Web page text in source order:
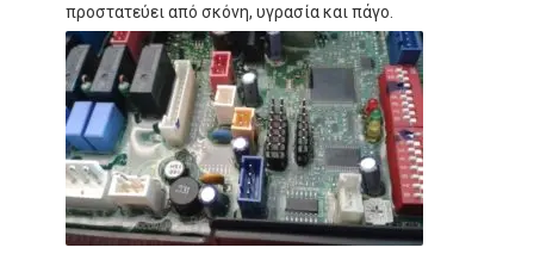
προστατεύει από σκόνη, υγρασία και πάγο.